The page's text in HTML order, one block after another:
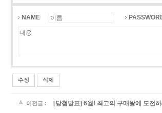
NAME
수정 삭제
이전글 : [당첨발표] 6월! 최고의 구매왕에 도전